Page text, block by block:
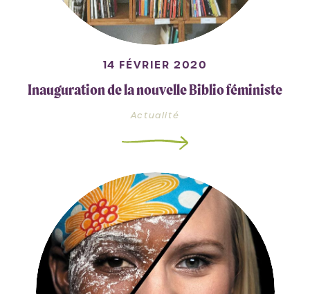
14 FÉVRIER 2020
Inauguration de la nouvelle Biblio féministe
Actualité